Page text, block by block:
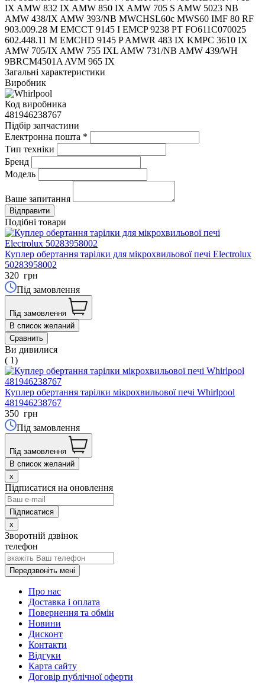
IX AMW 832 IX AMW 850 IX AMW 705 S AMW 5023 NB
AMW 438/IX AMW 393/NB MWCHSL60c MWS60 IMF 80 RF
903.009.28 M EMCCT 9145 I EMCP 9238 PT FO611C070025
602.448.11 M EMCHD 9145 P AMWR 483 IX KMPC 3610 IX
AMW 705/IX AMW 755 IXL AMW 731/NB AMW 439/WH
9BRCM4501A AVM 965 IX
Загальні характеристики
Виробник
Код виробника
481946238767
Підбір запчастини
Електронна пошта *
Тип техніки
Бренд
Модель
Ваше запитання
Подібні товари
Куплер обертання тарілки для мікрохвильової печі Electrolux
50283958002
320 грн
Під замовлення
Під замовлення
В список желаний
Сравнить
Ви дивилися
( 1)
Куплер обертання тарілки мікрохвильової печі Whirlpool
481946238767
350 грн
Під замовлення
Під замовлення
В список желаний
x
Підписатися на оновлення
x
Зворотній дзвінок
телефон
Передзвоніть мені
Про нас
Доставка і оплата
Повернення та обмін
Новини
Дисконт
Контакти
Відгуки
Карта сайту
Договір публічної оферти